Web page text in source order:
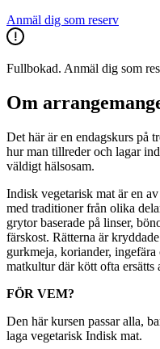
Anmäl dig som reserv
Fullbokad. Anmäl dig som
Om
Det här är en endagskurs på
hur man tillreder och lagar
väldigt hälsosam.
Indisk vegetarisk mat är en
med traditioner från olika
grytor baserade på linser,
färskost. Rätterna är
gurkmeja, koriander,
matkultur där kött ofta
FÖR VEM?
Den här kursen passar alla,
laga vegetarisk Indisk mat.